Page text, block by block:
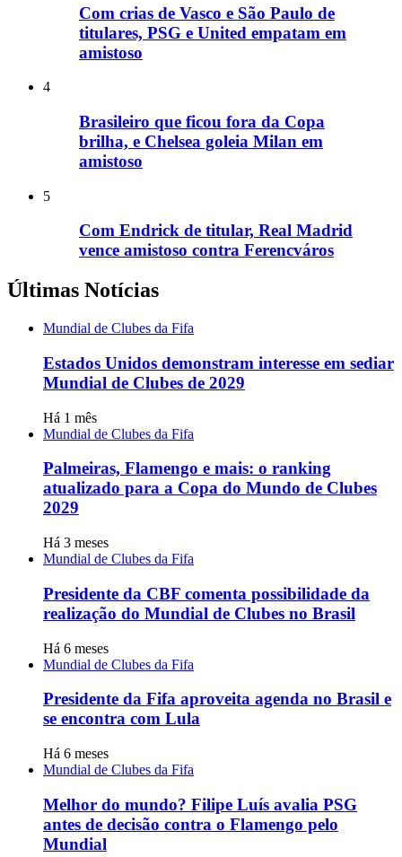
Com crias de Vasco e São Paulo de
titulares, PSG e United empatam em
amistoso
4
Brasileiro que ficou fora da Copa
brilha, e Chelsea goleia Milan em
amistoso
5
Com Endrick de titular, Real Madrid
vence amistoso contra Ferencváros
Últimas Notícias
Mundial de Clubes da Fifa
Estados Unidos demonstram interesse em sediar
Mundial de Clubes de 2029
Há 1 mês
Mundial de Clubes da Fifa
Palmeiras, Flamengo e mais: o ranking
atualizado para a Copa do Mundo de Clubes
2029
Há 3 meses
Mundial de Clubes da Fifa
Presidente da CBF comenta possibilidade da
realização do Mundial de Clubes no Brasil
Há 6 meses
Mundial de Clubes da Fifa
Presidente da Fifa aproveita agenda no Brasil e
se encontra com Lula
Há 6 meses
Mundial de Clubes da Fifa
Melhor do mundo? Filipe Luís avalia PSG
antes de decisão contra o Flamengo pelo
Mundial